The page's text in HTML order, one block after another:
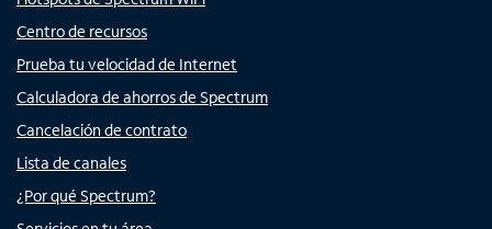
Centro de recursos
Prueba tu velocidad de Internet
Calculadora de ahorros de Spectrum
Cancelación de contrato
Lista de canales
¿Por qué Spectrum?